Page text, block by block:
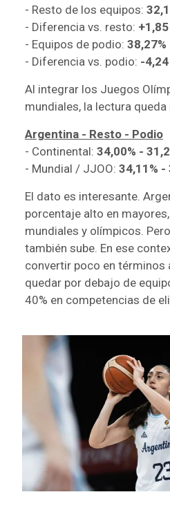
- Resto de los equipos:
- Diferencia vs. resto:
- Equipos de podio: 38,27%
- Diferencia vs. podio: -
Al integrar los Juegos
mundiales, la lectura
Argentina - Resto - Podio
- Continental: 34,00% -
- Mundial / JJOO: 34,11% -
El dato es interesante.
porcentaje alto en
mundiales y olímpicos.
también sube. En ese
convertir poco en términos
quedar por debajo de
40% en competencias de